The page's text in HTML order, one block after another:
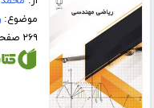
موضوع:
۲۶۹ صفحه